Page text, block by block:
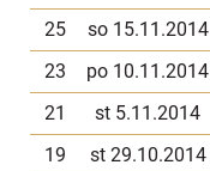
25
so 15.11.2014
23
po 10.11.2014
21
st 5.11.2014
19
st 29.10.2014